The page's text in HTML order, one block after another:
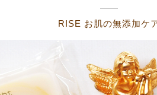
RISE お肌の無添加ケ